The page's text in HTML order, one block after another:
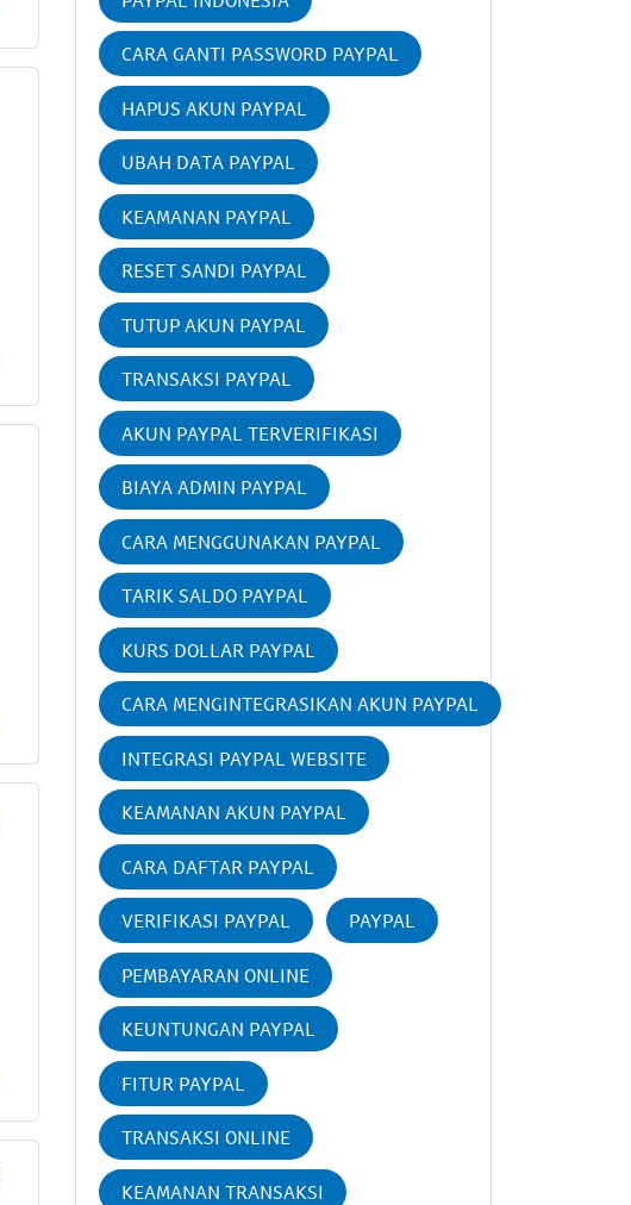
CARA GANTI PASSWORD PAYPAL
HAPUS AKUN PAYPAL
UBAH DATA PAYPAL
KEAMANAN PAYPAL
RESET SANDI PAYPAL
TUTUP AKUN PAYPAL
TRANSAKSI PAYPAL
AKUN PAYPAL TERVERIFIKASI
BIAYA ADMIN PAYPAL
CARA MENGGUNAKAN PAYPAL
TARIK SALDO PAYPAL
KURS DOLLAR PAYPAL
CARA MENGINTEGRASIKAN AKUN PAYPAL
INTEGRASI PAYPAL WEBSITE
KEAMANAN AKUN PAYPAL
CARA DAFTAR PAYPAL
VERIFIKASI PAYPAL PAYPAL
PEMBAYARAN ONLINE
KEUNTUNGAN PAYPAL
FITUR PAYPAL
TRANSAKSI ONLINE
KEAMANAN TRANSAKSI